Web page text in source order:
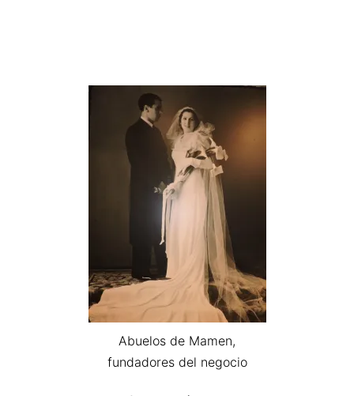
Abuelos de Mamen,
fundadores del negocio